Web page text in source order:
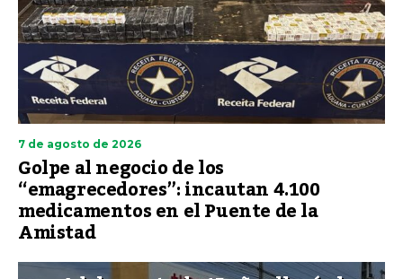
7 de agosto de 2026
Golpe al negocio de los
“emagrecedores”: incautan 4.100
medicamentos en el Puente de la
Amistad